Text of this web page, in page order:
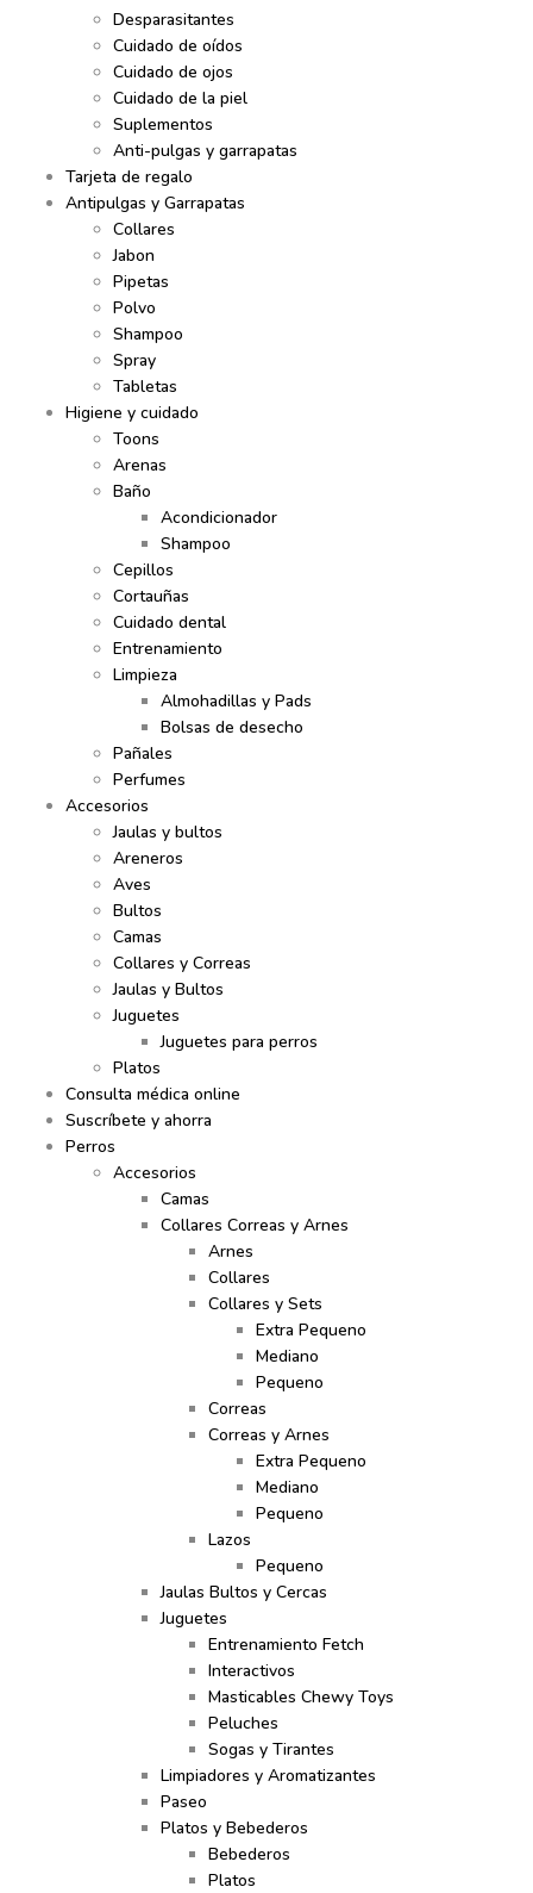
Desparasitantes
Cuidado de oídos
Cuidado de ojos
Cuidado de la piel
Suplementos
Anti-pulgas y garrapatas
Tarjeta de regalo
Antipulgas y Garrapatas
Collares
Jabon
Pipetas
Polvo
Shampoo
Spray
Tabletas
Higiene y cuidado
Toons
Arenas
Baño
Acondicionador
Shampoo
Cepillos
Cortauñas
Cuidado dental
Entrenamiento
Limpieza
Almohadillas y Pads
Bolsas de desecho
Pañales
Perfumes
Accesorios
Jaulas y bultos
Areneros
Aves
Bultos
Camas
Collares y Correas
Jaulas y Bultos
Juguetes
Juguetes para perros
Platos
Consulta médica online
Suscríbete y ahorra
Perros
Accesorios
Camas
Collares Correas y Arnes
Arnes
Collares
Collares y Sets
Extra Pequeno
Mediano
Pequeno
Correas
Correas y Arnes
Extra Pequeno
Mediano
Pequeno
Lazos
Pequeno
Jaulas Bultos y Cercas
Juguetes
Entrenamiento Fetch
Interactivos
Masticables Chewy Toys
Peluches
Sogas y Tirantes
Limpiadores y Aromatizantes
Paseo
Platos y Bebederos
Bebederos
Platos